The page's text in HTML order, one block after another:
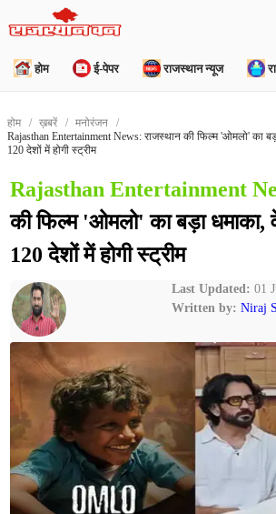
होम ई-पेपर राजस्थान न्यूज
होम ख़बरें
मनोरंजन
Rajasthan Entertainment News: राजस्थान की फिल्म 'ओमलो' का
120 देशों में होगी स्ट्रीम
Rajasthan Entertainment
की फिल्म 'ओमलो' का बड़ा धमाका,
120 देशों में होगी स्ट्रीम
Last Updated: 01
Written by: Niraj